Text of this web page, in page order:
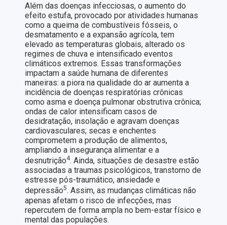
Além das doenças infecciosas, o aumento do
efeito estufa, provocado por atividades humanas
como a queima de combustíveis fósseis, o
desmatamento e a expansão agrícola, tem
elevado as temperaturas globais, alterado os
regimes de chuva e intensificado eventos
climáticos extremos. Essas transformações
impactam a saúde humana de diferentes
maneiras: a piora na qualidade do ar aumenta a
incidência de doenças respiratórias crônicas
como asma e doença pulmonar obstrutiva crônica;
ondas de calor intensificam casos de
desidratação, insolação e agravam doenças
cardiovasculares; secas e enchentes
comprometem a produção de alimentos,
ampliando a insegurança alimentar e a
desnutrição4. Ainda, situações de desastre estão
associadas a traumas psicológicos, transtorno de
estresse pós-traumático, ansiedade e
depressão5. Assim, as mudanças climáticas não
apenas afetam o risco de infecções, mas
repercutem de forma ampla no bem-estar físico e
mental das populações.